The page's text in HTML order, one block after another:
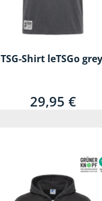
TSG-Shirt leTSGo
29,95 €